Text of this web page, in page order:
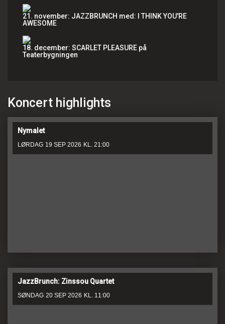
21. november: JAZZBRUNCH med: I THINK YOU'RE
AWESOME
18. december: SCARLET PLEASURE på
Teaterbygningen
Koncert highlights
Nymalet
LØRDAG 19 SEP 2026 KL. 21:00
JazzBrunch: Zinssou Quartet
SØNDAG 20 SEP 2026 KL. 11:00